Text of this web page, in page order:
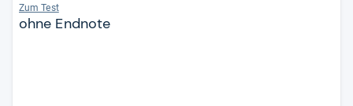
Zum Test
ohne Endnote